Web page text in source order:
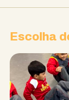
Escolha